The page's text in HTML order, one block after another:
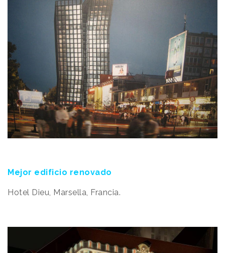
Mejor edificio renovado
Hotel Dieu, Marsella, Francia.